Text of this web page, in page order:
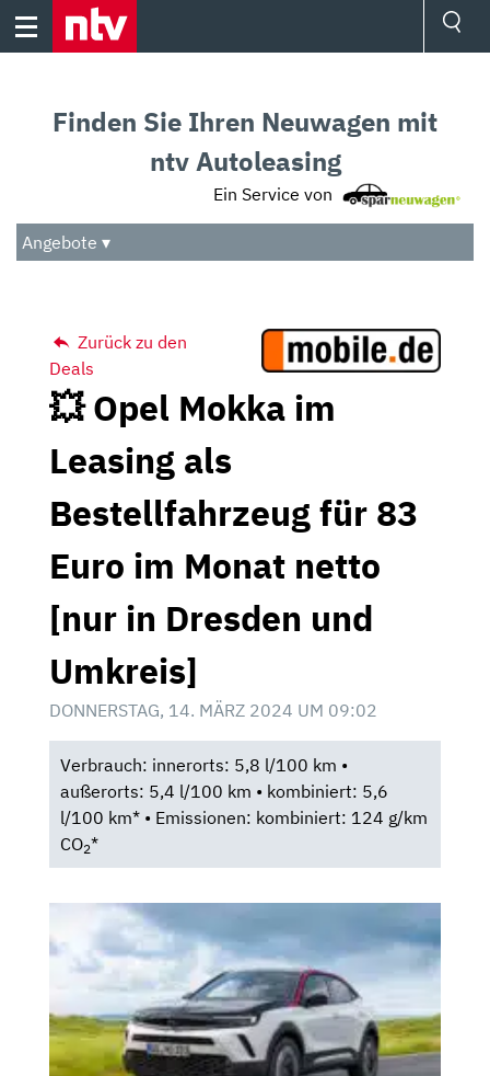
Skip
Audio
Das Beste
Finden Sie Ihren Neuwagen mit
ntv Autoleasing
Ein Service von
Angebote ▾
Zurück zu den
Deals
💥 Opel Mokka im
Leasing als
Bestellfahrzeug für 83
Euro im Monat netto
[nur in Dresden und
Umkreis]
DONNERSTAG, 14. MÄRZ 2024 UM 09:02
Verbrauch: innerorts: 5,8 l/100 km •
außerorts: 5,4 l/100 km • kombiniert: 5,6
l/100 km* • Emissionen: kombiniert: 124 g/km
CO2*